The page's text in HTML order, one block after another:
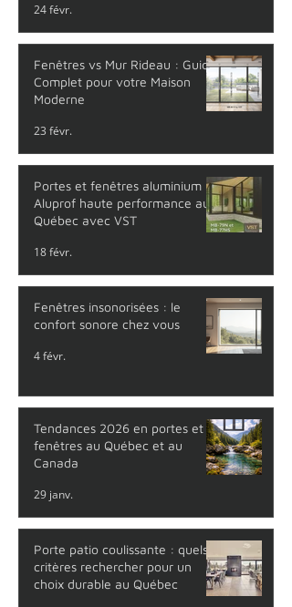
24 févr.
Fenêtres vs Mur Rideau : Guide
Complet pour votre Maison
Moderne
23 févr.
Portes et fenêtres aluminium
Aluprof haute performance au
Québec avec VST
18 févr.
Fenêtres insonorisées : le
confort sonore chez vous
4 févr.
Tendances 2026 en portes et
fenêtres au Québec et au
Canada
29 janv.
Porte patio coulissante : quels
critères rechercher pour un
choix durable au Québec